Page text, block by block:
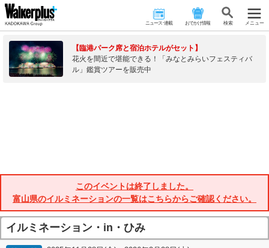
ニュース･連載 おでかけ情報 検 索 メニュー
【臨港パーク席と宿泊ホテルがセット】
花火を間近で堪能できる！「みなとみらいフェスティバ
ル」鑑賞ツアーを販売中
このイベントは終了しました。
富山県のイルミネーションの一覧はこちらからご確認ください。
イルミネーション・in・ひみ